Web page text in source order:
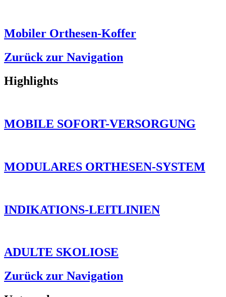
Mobiler Orthesen-Koffer
Zurück zur Navigation
Highlights
MOBILE SOFORT-VERSORGUNG
MODULARES ORTHESEN-SYSTEM
INDIKATIONS-LEITLINIEN
ADULTE SKOLIOSE
Zurück zur Navigation